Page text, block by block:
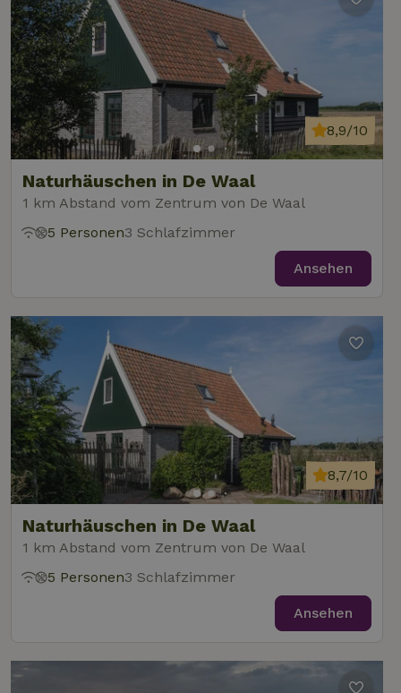
Naturhäuschen in De Waal
1 km Abstand vom Zentrum von De Waal
8,9/10
5 Personen3 Schlafzimmer
Ansehen
Naturhäuschen in De Waal
1 km Abstand vom Zentrum von De Waal
8,7/10
5 Personen3 Schlafzimmer
Ansehen